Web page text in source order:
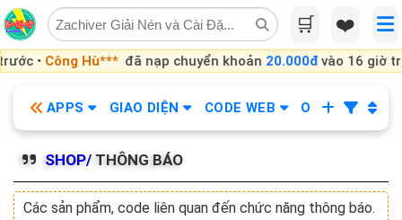
🛒 ❤️
đã nạp chuyển khoản20.000đvào 16 giờ trước • messy
Skip
to
content
APPS GIAO DIỆN CODE WEB OBS KHÓA
SHOP/ THÔNG BÁO
Các sản phẩm, code liên quan đến chức năng thông báo.